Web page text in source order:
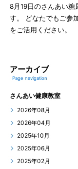
8月19日のさんあい
す。 どなたでもご参
をご活用ください。
アーカイブ
Page navigation
さんあい健康教室
2026年08月
2026年04月
2025年10月
2025年06月
2025年02月